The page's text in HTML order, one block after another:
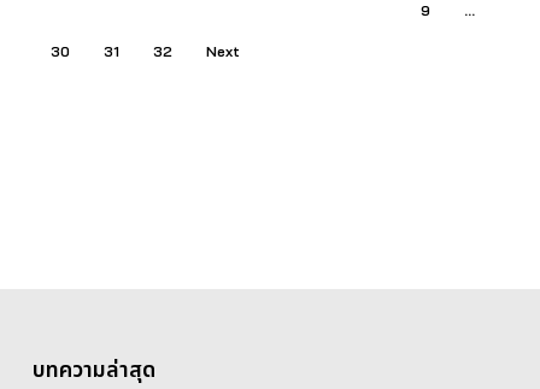
9 …
30 31 32 Next
บทความล่าสุด